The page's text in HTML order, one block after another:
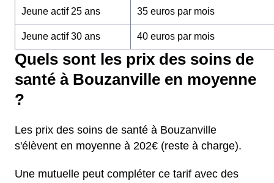
Jeune actif 25 ans 35 euros par mois
Jeune actif 30 ans 40 euros par mois
Quels sont les prix des soins de
santé à Bouzanville en moyenne
?
Les prix des soins de santé à Bouzanville
s'élèvent en moyenne à 202€ (reste à charge).
Une mutuelle peut compléter ce tarif avec des